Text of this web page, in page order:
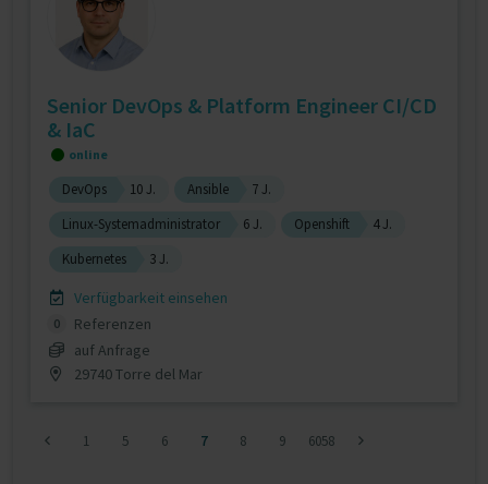
Senior DevOps & Platform Engineer CI/CD
& IaC
online
DevOps 10 J. Ansible
7 J.
Linux-Systemadministrator
6 J. Openshift
4 J.
Kubernetes
3 J.
Verfügbarkeit einsehen
0
Referenzen
auf Anfrage
29740 Torre del Mar
1 5 6 7 8 9 6058